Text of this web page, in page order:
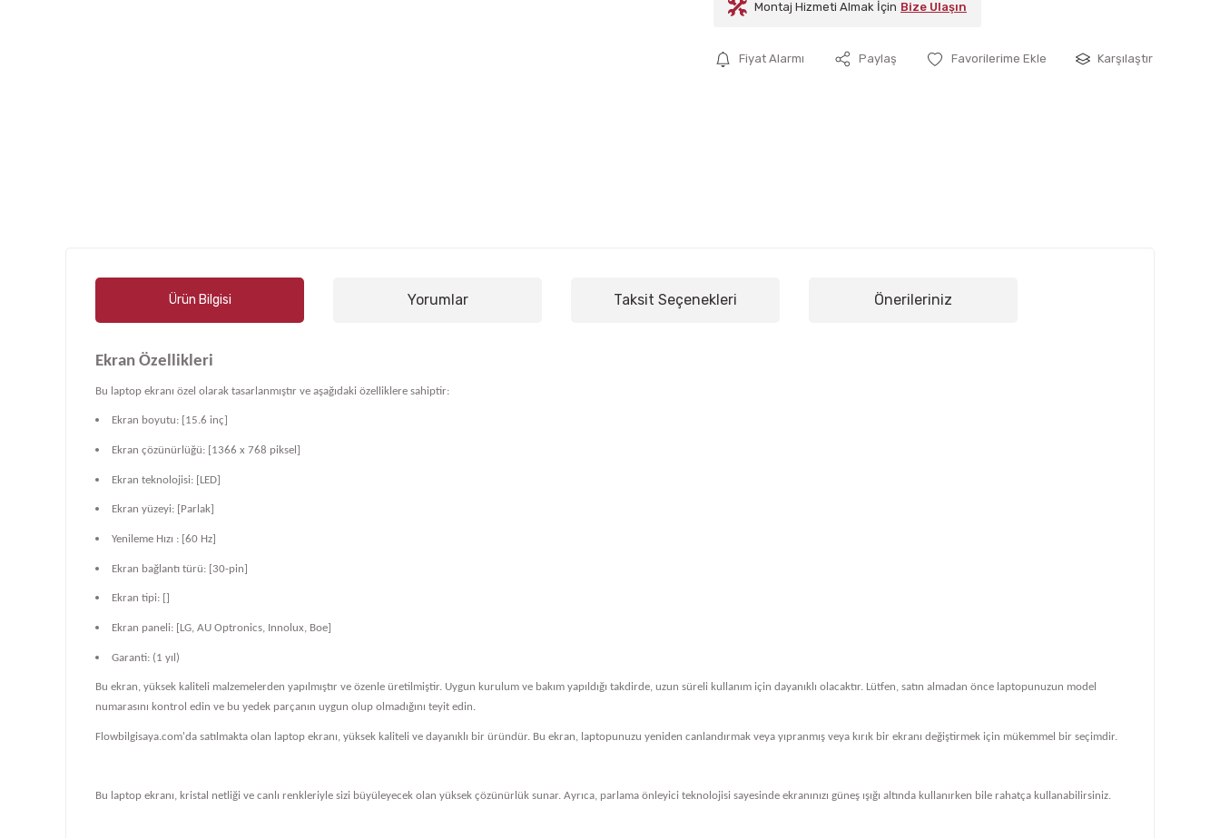
Montaj Hizmeti Almak İçin Bize Ulaşın
Fiyat Alarmı Paylaş Karşılaştır
Ürün Bilgisi Yorumlar Taksit Seçenekleri Önerileriniz
Ekran Özellikleri
Bu laptop ekranı özel olarak tasarlanmıştır ve aşağıdaki özelliklere sahiptir:
Ekran boyutu: [15.6 inç]
Ekran çözünürlüğü: [1366 x 768 piksel]
Ekran teknolojisi: [LED]
Ekran yüzeyi: [Parlak]
Yenileme Hızı : [60 Hz]
Ekran bağlantı türü: [30-pin]
Ekran tipi: []
Ekran paneli: [LG, AU Optronics, Innolux, Boe]
Garanti: (1 yıl)
Bu ekran, yüksek kaliteli malzemelerden yapılmıştır ve özenle üretilmiştir. Uygun kurulum ve bakım yapıldığı takdirde, uzun süreli kullanım için dayanıklı olacaktır. Lütfen, satın almadan önce laptopunuzun model
numarasını kontrol edin ve bu yedek parçanın uygun olup olmadığını teyit edin.
Flowbilgisaya.com'da satılmakta olan laptop ekranı, yüksek kaliteli ve dayanıklı bir üründür. Bu ekran, laptopunuzu yeniden canlandırmak veya yıpranmış veya kırık bir ekranı değiştirmek için mükemmel bir seçimdir.
Bu laptop ekranı, kristal netliği ve canlı renkleriyle sizi büyüleyecek olan yüksek çözünürlük sunar. Ayrıca, parlama önleyici teknolojisi sayesinde ekranınızı güneş ışığı altında kullanırken bile rahatça kullanabilirsiniz.